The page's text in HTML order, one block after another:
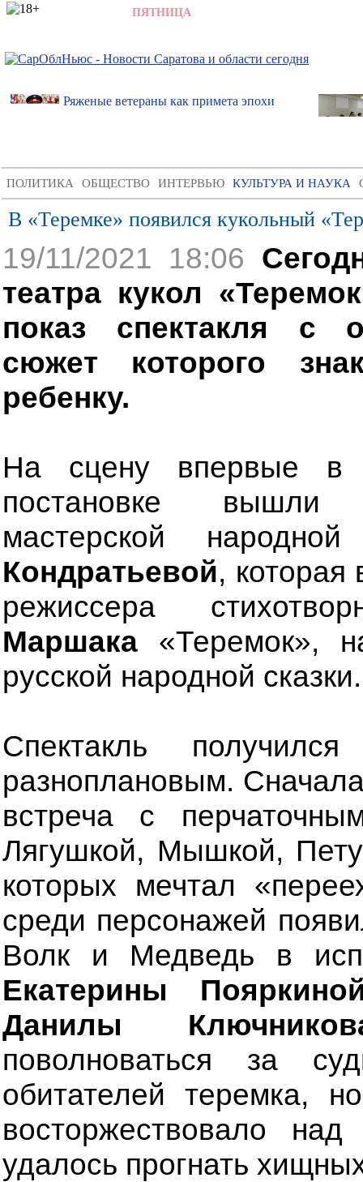
7 АВГУСТА 2026, ПЯТНИЦА
Ряженые ветераны как примета эпохи
ПОЛИТИКА ОБЩЕСТВО ИНТЕРВЬЮ КУЛЬТУРА И НАУКА
В «Теремке» появился кукольный
19/11/2021 18:06
театра кукол
показ спектакля с
сюжет которого
ребенку.
На сцену впервые в
постановке вышли
мастерской
Кондратьевой, которая
режиссера
Маршака «Теремок»,
русской народной сказки.
Спектакль
разноплановым.
встреча с
Лягушкой, Мышкой,
которых мечтал
среди персонажей
Волк и Медведь в
Екатерины
Данилы
поволноваться за
обитателей теремка,
восторжествовало
удалось прогнать